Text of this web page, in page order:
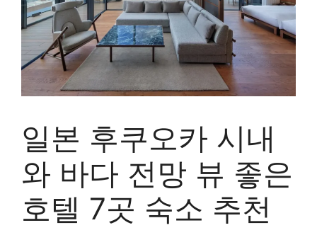
일본 후쿠오카 시내
와 바다 전망 뷰 좋은
호텔 7곳 숙소 추천